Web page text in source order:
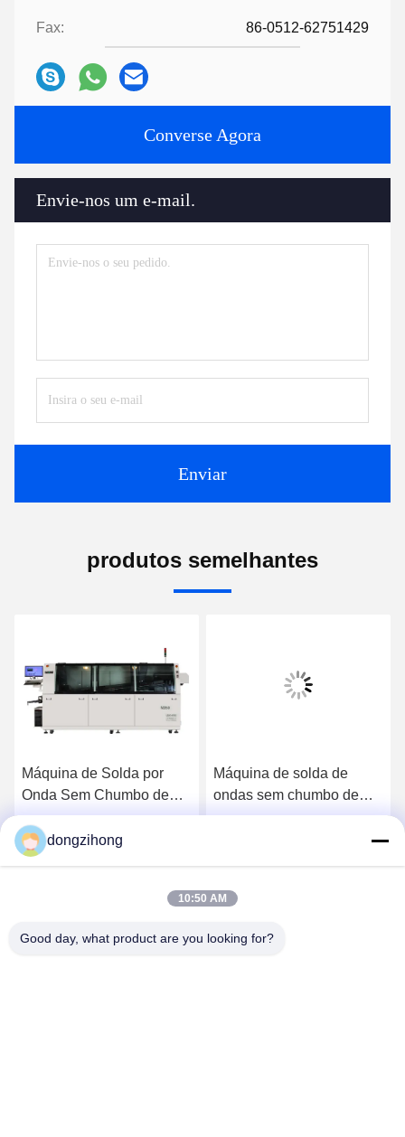
Fax: 86-0512-62751429
Converse Agora
Envie-nos um e-mail.
Enviar
produtos semelhantes
Máquina de Solda por
Onda Sem Chumbo de
Alta Eficiência YSL-N350
com Controle PLC para
Montagem de PCB
Máquina de solda de
ondas sem chumbo de
alta eficiência com
dongzihong
10:50 AM
Good day, what product are you looking for?